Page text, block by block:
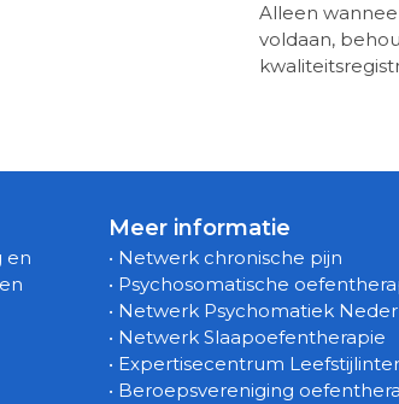
Alleen
voldaan,
en
Meer informatie
• Netwerk chronische pijn
• Psychosomatische
• Netwerk Psychomatiek
• Netwerk Slaapoefentherapie
• Expertisecentrum
• Beroepsvereniging